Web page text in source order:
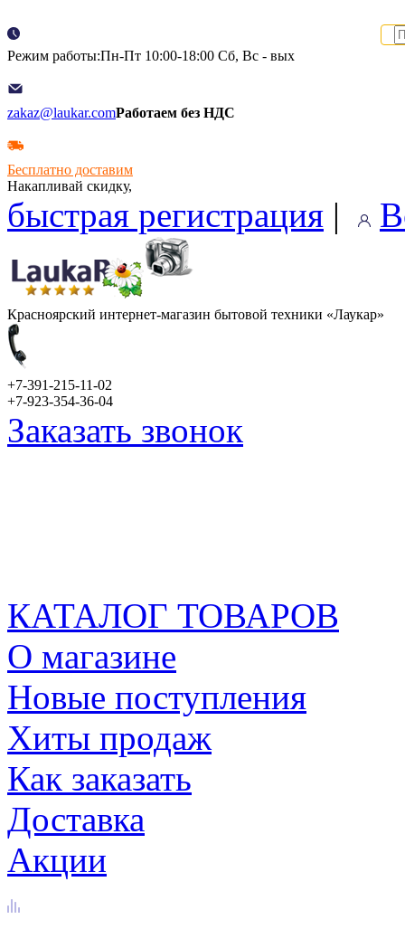
Режим работы:Пн-Пт 10:00-18:00 Сб, Вс - вых
zakaz@laukar.comРаботаем без НДС
Бесплатно доставим
Накапливай скидку,
быстрая регистрация |
Красноярский интернет-магазин бытовой техники «Лаукар»
+7-391-215-11-02
+7-923-354-36-04
Заказать звонок
КАТАЛОГ ТОВАРОВ
О магазине
Новые поступления
Хиты продаж
Как заказать
Доставка
Акции